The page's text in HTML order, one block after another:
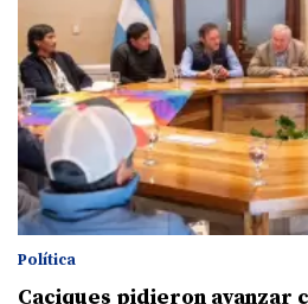
Política
Caciques pidieron avanzar